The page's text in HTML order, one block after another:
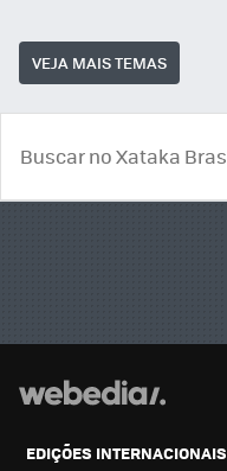
VEJA MAIS TEMAS
EDIÇÕES INTERNACIONAIS